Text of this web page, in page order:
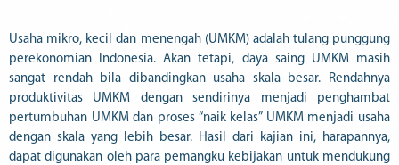
Usaha mikro, kecil dan menengah (UMKM) adalah tulang punggung
perekonomian Indonesia. Akan tetapi, daya saing UMKM masih
sangat rendah bila dibandingkan usaha skala besar. Rendahnya
produktivitas UMKM dengan sendirinya menjadi penghambat
pertumbuhan UMKM dan proses “naik kelas” UMKM menjadi usaha
dengan skala yang lebih besar. Hasil dari kajian ini, harapannya,
dapat digunakan oleh para pemangku kebijakan untuk mendukung